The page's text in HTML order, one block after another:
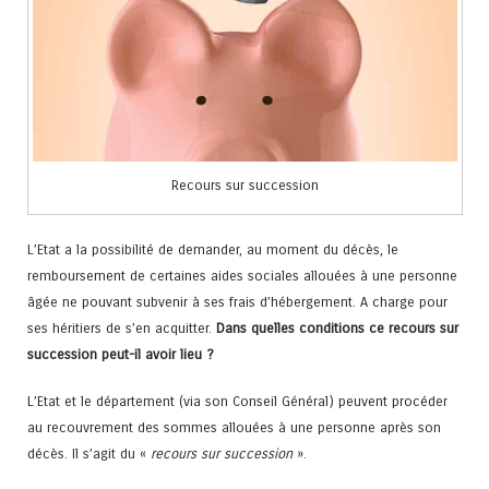
Recours sur succession
L’Etat a la possibilité de demander, au moment du décès, le
remboursement de certaines aides sociales allouées à une personne
âgée ne pouvant subvenir à ses frais d’hébergement. A charge pour
ses héritiers de s’en acquitter. Dans quelles conditions ce recours sur
succession peut-il avoir lieu ?
L’Etat et le département (via son Conseil Général) peuvent procéder
au recouvrement des sommes allouées à une personne après son
décès. Il s’agit du « recours sur succession».